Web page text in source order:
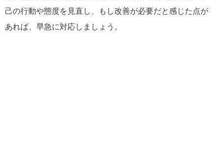
己の行動や態度を見直し、もし改善が必要だと感じた点が
あれば、早急に対応しましょう。